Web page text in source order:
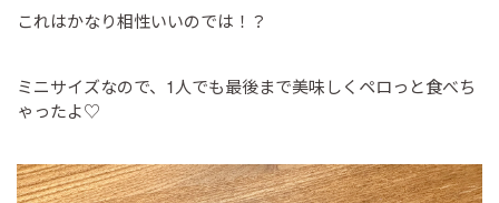
これはかなり相性いいのでは！？
ミニサイズなので、1人でも最後まで美味しくペロっと食べち
ゃったよ♡